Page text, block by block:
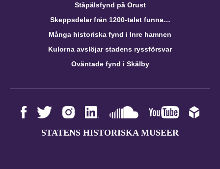
Ståpälsfynd på Orust
Skeppsdelar från 1200-talet funna…
Många historiska fynd i Inre hamnen
Kulorna avslöjar stadens ryssförsvar
Oväntade fynd i Skälby
STATENS HISTORISKA MUSEER